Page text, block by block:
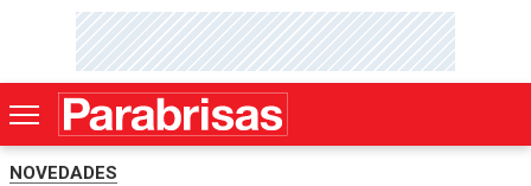
NOVEDADES